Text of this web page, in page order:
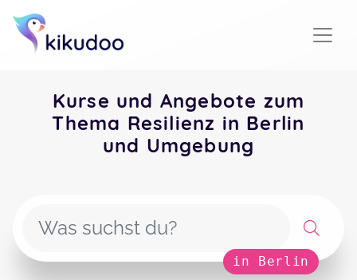
Kurse und Angebote zum
Thema Resilienz in Berlin
und Umgebung
in Berlin